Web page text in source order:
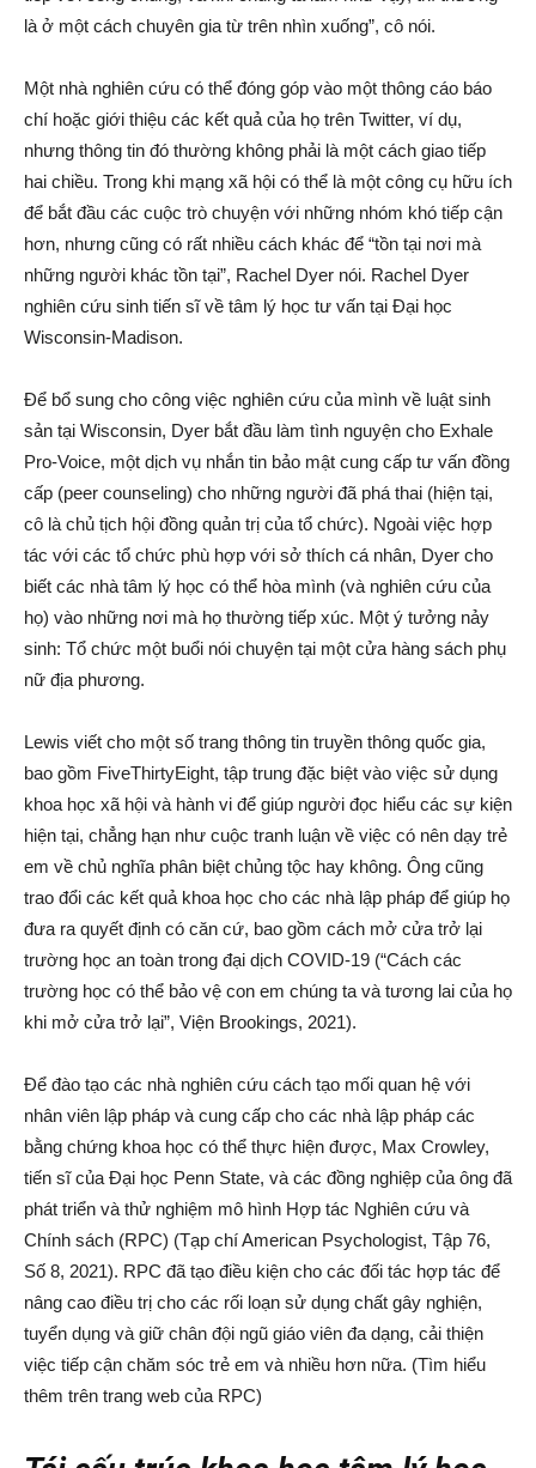
là ở một cách chuyên gia từ trên nhìn xuống”, cô nói.
Một nhà nghiên cứu có thể đóng góp vào một thông cáo báo
chí hoặc giới thiệu các kết quả của họ trên Twitter, ví dụ,
nhưng thông tin đó thường không phải là một cách giao tiếp
hai chiều. Trong khi mạng xã hội có thể là một công cụ hữu ích
để bắt đầu các cuộc trò chuyện với những nhóm khó tiếp cận
hơn, nhưng cũng có rất nhiều cách khác để “tồn tại nơi mà
những người khác tồn tại”, Rachel Dyer nói. Rachel Dyer
nghiên cứu sinh tiến sĩ về tâm lý học tư vấn tại Đại học
Wisconsin-Madison.
Để bổ sung cho công việc nghiên cứu của mình về luật sinh
sản tại Wisconsin, Dyer bắt đầu làm tình nguyện cho Exhale
Pro-Voice, một dịch vụ nhắn tin bảo mật cung cấp tư vấn đồng
cấp (peer counseling) cho những người đã phá thai (hiện tại,
cô là chủ tịch hội đồng quản trị của tổ chức). Ngoài việc hợp
tác với các tổ chức phù hợp với sở thích cá nhân, Dyer cho
biết các nhà tâm lý học có thể hòa mình (và nghiên cứu của
họ) vào những nơi mà họ thường tiếp xúc. Một ý tưởng nảy
sinh: Tổ chức một buổi nói chuyện tại một cửa hàng sách phụ
nữ địa phương.
Lewis viết cho một số trang thông tin truyền thông quốc gia,
bao gồm FiveThirtyEight, tập trung đặc biệt vào việc sử dụng
khoa học xã hội và hành vi để giúp người đọc hiểu các sự kiện
hiện tại, chẳng hạn như cuộc tranh luận về việc có nên dạy trẻ
em về chủ nghĩa phân biệt chủng tộc hay không. Ông cũng
trao đổi các kết quả khoa học cho các nhà lập pháp để giúp họ
đưa ra quyết định có căn cứ, bao gồm cách mở cửa trở lại
trường học an toàn trong đại dịch COVID-19 (“Cách các
trường học có thể bảo vệ con em chúng ta và tương lai của họ
khi mở cửa trở lại”, Viện Brookings, 2021).
Để đào tạo các nhà nghiên cứu cách tạo mối quan hệ với
nhân viên lập pháp và cung cấp cho các nhà lập pháp các
bằng chứng khoa học có thể thực hiện được, Max Crowley,
tiến sĩ của Đại học Penn State, và các đồng nghiệp của ông đã
phát triển và thử nghiệm mô hình Hợp tác Nghiên cứu và
Chính sách (RPC) (Tạp chí American Psychologist, Tập 76,
Số 8, 2021). RPC đã tạo điều kiện cho các đối tác hợp tác để
nâng cao điều trị cho các rối loạn sử dụng chất gây nghiện,
tuyển dụng và giữ chân đội ngũ giáo viên đa dạng, cải thiện
việc tiếp cận chăm sóc trẻ em và nhiều hơn nữa. (Tìm hiểu
thêm trên trang web của RPC)